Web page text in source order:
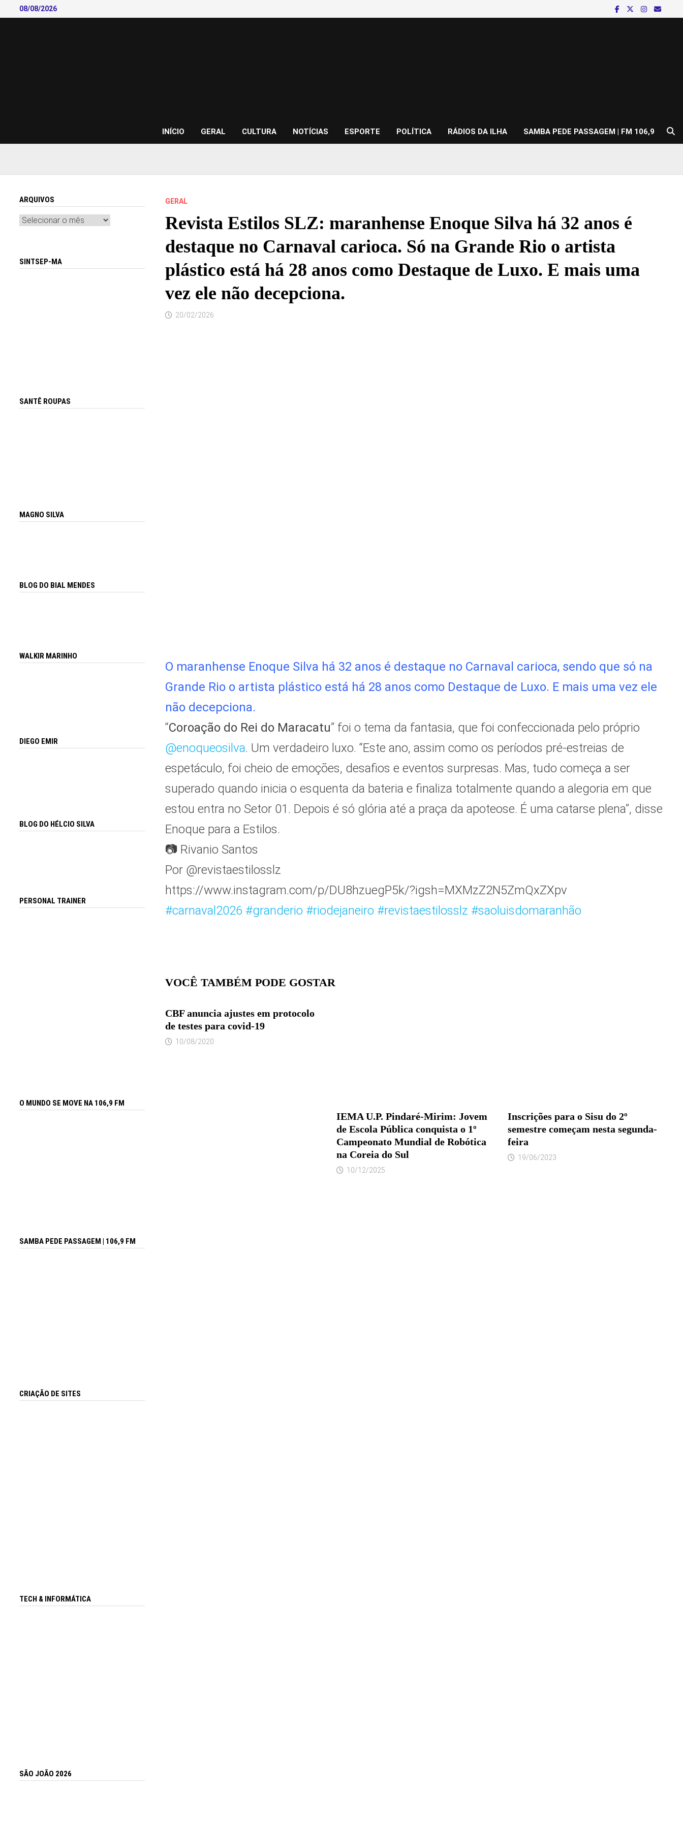
to
08/08/2026
INÍCIO GERAL CULTURA NOTÍCIAS ESPORTE POLÍTICA RÁDIOS DA ILHA SAMBA PEDE PASSAGEM | FM 106,9
GERAL
Revista Estilos SLZ: maranhense Enoque Silva há 32 anos é
destaque no Carnaval carioca. Só na Grande Rio o artista
plástico está há 28 anos como Destaque de Luxo. E mais uma
vez ele não decepciona.
20/02/2026
O maranhense Enoque Silva há 32 anos é destaque no Carnaval carioca, sendo que só na
Grande Rio o artista plástico está há 28 anos como Destaque de Luxo. E mais uma vez ele
não decepciona.
“Coroação do Rei do Maracatu” foi o tema da fantasia, que foi confeccionada pelo próprio
@enoqueosilva. Um verdadeiro luxo. “Este ano, assim como os períodos pré-estreias de
espetáculo, foi cheio de emoções, desafios e eventos surpresas. Mas, tudo começa a ser
superado quando inicia o esquenta da bateria e finaliza totalmente quando a alegoria em que
estou entra no Setor 01. Depois é só glória até a praça da apoteose. É uma catarse plena”, disse
Enoque para a Estilos.
📷 Rivanio Santos
Por @revistaestilosslz
https://www.instagram.com/p/DU8hzuegP5k/?igsh=MXMzZ2N5ZmQxZXpv
#carnaval2026 #granderio #riodejaneiro #revistaestilosslz #saoluisdomaranhão
VOCÊ TAMBÉM PODE GOSTAR
CBF anuncia ajustes em protocolo
de testes para covid-19
10/08/2020
IEMA U.P. Pindaré-Mirim: Jovem
de Escola Pública conquista o 1º
Campeonato Mundial de Robótica
na Coreia do Sul
10/12/2025
Inscrições para o Sisu do 2º
semestre começam nesta segunda-
feira
19/06/2023
ARQUIVOS
Arquivos
SINTSEP-MA
SANTÊ ROUPAS
MAGNO SILVA
BLOG DO BIAL MENDES
WALKIR MARINHO
DIEGO EMIR
BLOG DO HÉLCIO SILVA
PERSONAL TRAINER
O MUNDO SE MOVE NA 106,9 FM
SAMBA PEDE PASSAGEM | 106,9 FM
CRIAÇÃO DE SITES
TECH & INFORMÁTICA
SÃO JOÃO 2026